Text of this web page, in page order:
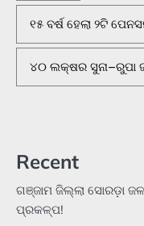
୧୫ ବର୍ଷ ହେଲା ୨ଟି
୪୦ ଲକ୍ଷର ସୁନା–ରୁପା
Recent
ଗଞ୍ଜାମ ଜିଲ୍ଲା ସୋରଡ଼ା
ପ୍ରକଳ୍ପ!